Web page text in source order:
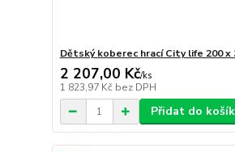
Dětský koberec hrací City life 200 x
2 207,00 Kč/ks
1 823,97 Kč bez DPH
Přidat do